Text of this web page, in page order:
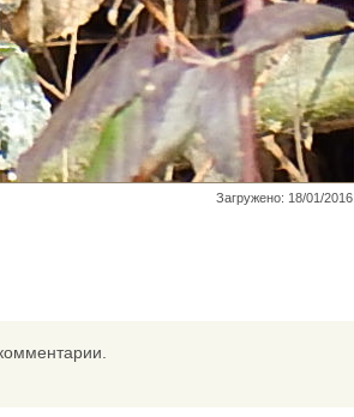
Загружено: 18/01/2016